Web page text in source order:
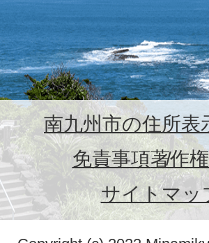
南九州市の住所表
免責事項著作
サイトマッ